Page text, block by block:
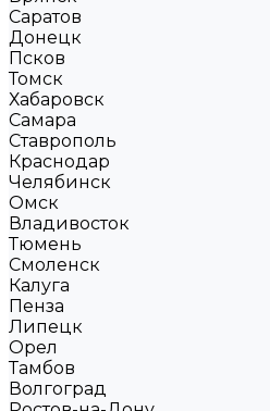
Саратов
Донецк
Псков
Томск
Хабаровск
Самара
Ставрополь
Краснодар
Челябинск
Омск
Владивосток
Тюмень
Смоленск
Калуга
Пенза
Липецк
Орел
Тамбов
Волгоград